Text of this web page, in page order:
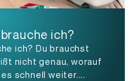
ich?
ich? Du brauchst
nicht genau, worauf
schnell weiter....